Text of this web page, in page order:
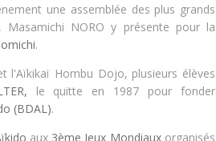
une assemblée des plus grands
NORO y présente pour la
.
l'Aïkikaï Hombu Dojo, plusieurs élèves
le quitte en 1987 pour fonder
(BDAL).
aux 3ème Jeux Mondiauxorganisés